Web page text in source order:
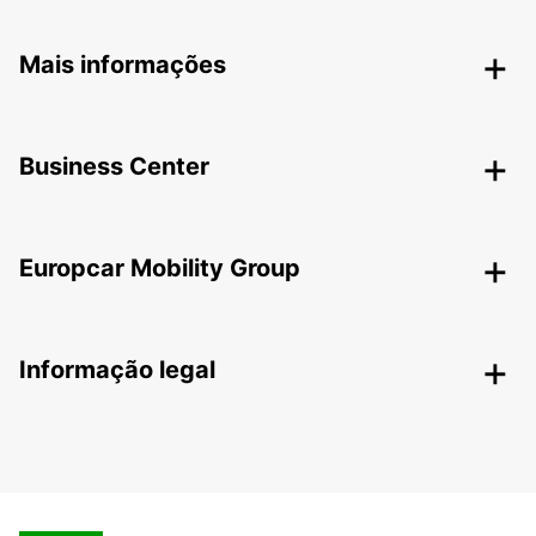
Mais informações
Business Center
Europcar Mobility Group
Informação legal